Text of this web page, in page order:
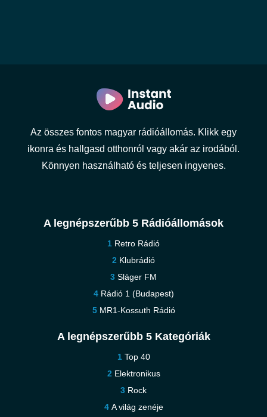
Az összes fontos magyar rádióállomás. Klikk egy
ikonra és hallgasd otthonról vagy akár az irodából.
Könnyen használható és teljesen ingyenes.
A legnépszerűbb 5 Rádióállomások
Retro Rádió
Klubrádió
Sláger FM
Rádió 1 (Budapest)
MR1-Kossuth Rádió
A legnépszerűbb 5 Kategóriák
Top 40
Elektronikus
Rock
A világ zenéje